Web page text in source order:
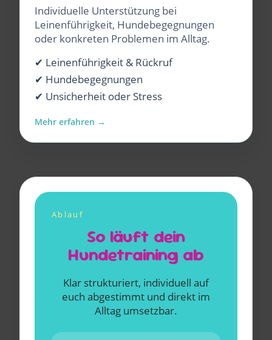
Individuelle Unterstützung bei
Leinenführigkeit, Hundebegegnungen
oder konkreten Problemen im Alltag.
✔ Leinenführigkeit & Rückruf
✔ Hundebegegnungen
✔ Unsicherheit oder Stress
Mehr erfahren →
Ablauf
So läuft dein
Hundetraining ab
Klar strukturiert, individuell auf
euch abgestimmt und direkt im
Alltag umsetzbar.